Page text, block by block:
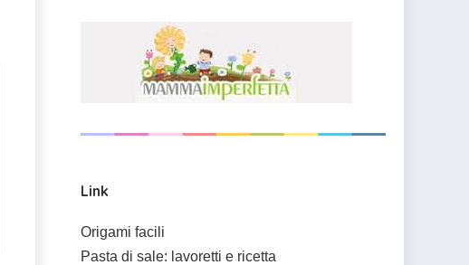
Link
Origami facili
Pasta di sale: lavoretti e ricetta